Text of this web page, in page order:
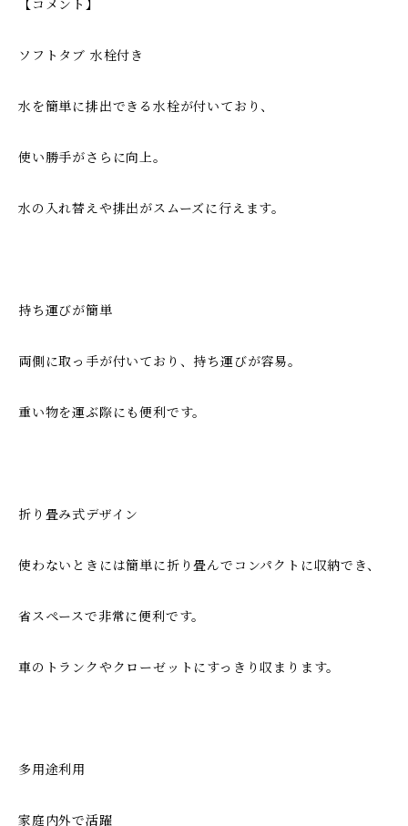
【コメント】
ソフトタブ 水栓付き
水を簡単に排出できる水栓が付いており、
使い勝手がさらに向上。
水の入れ替えや排出がスムーズに行えます。
持ち運びが簡単
両側に取っ手が付いており、持ち運びが容易。
重い物を運ぶ際にも便利です。
折り畳み式デザイン
使わないときには簡単に折り畳んでコンパクトに収納でき、
省スペースで非常に便利です。
車のトランクやクローゼットにすっきり収まります。
多用途利用
家庭内外で活躍